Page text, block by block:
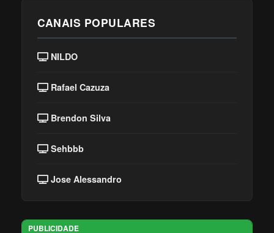
CANAIS POPULARES
NILDO
Rafael Cazuza
Brendon Silva
Sehbbb
Jose Alessandro
PUBLICIDADE